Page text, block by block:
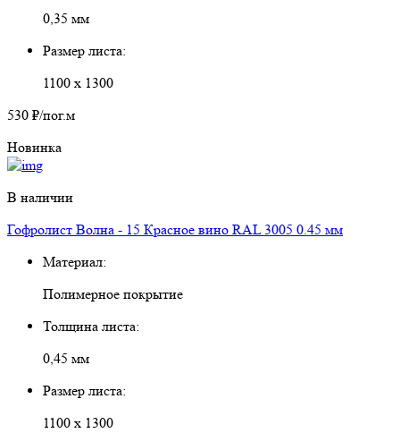
0,35 мм
Размер листа:
1100 х 1300
530 ₽/пог.м
Новинка
В наличии
Гофролист Волна - 15 Красное вино RAL 3005 0.45 мм
Материал:
Полимерное покрытие
Толщина листа:
0,45 мм
Размер листа:
1100 х 1300